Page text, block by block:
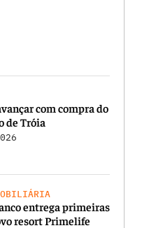
com compra do
de Tróia
entrega primeiras
resort Primelife